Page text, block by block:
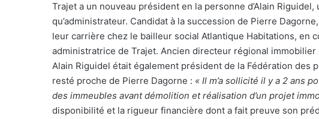
Trajet a un nouveau président en la personne d’Alain
qu’administrateur. Candidat à la succession de Pierre
leur carrière chez le bailleur social Atlantique Habitations, en
administratrice de Trajet. Ancien directeur régional
Alain Riguidel était également président de la Fédération des
resté proche de Pierre Dagorne : « Il m’a sollicité il y a 2 ans
des immeubles avant démolition et réalisation d’un projet
disponibilité et la rigueur financière dont a fait preuve son